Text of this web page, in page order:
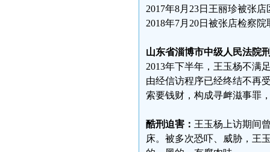
2017年8月23日王丽珍被张
2018年7月20日被张店检察
山东省淄博市中级人民法院
2013年下半年，王玉杨不满
由经信访程序已经终结不再
索要钱财，构成寻衅滋事罪
酷刑迫害： 王玉杨上访期间
床。被多次恐吓、威胁，王